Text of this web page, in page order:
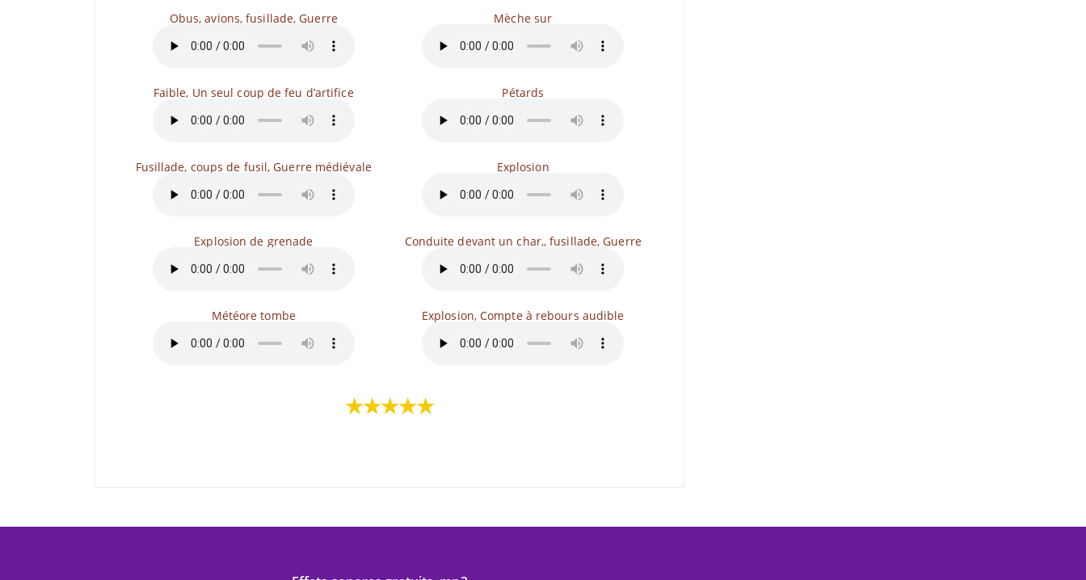
Obus, avions, fusillade, Guerre
Faible, Un seul coup de feu d’artifice
Fusillade, coups de fusil, Guerre médiévale
Explosion de grenade
Météore tombe
Mèche sur
Pétards
Explosion
Conduite devant un char,, fusillade, Guerre
Explosion, Compte à rebours audible
★★★★★